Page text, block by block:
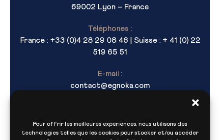
Pour offrir les meilleures expériences, nous utilisons des
technologies telles que les cookies pour stocker et/ou accéder
69002 Lyon – France
Téléphones :
France : +33 (0)4 28 29 08 46 | Suisse : + 41 (0) 22
519 65 51
E-mail :
contact@egnoka.com